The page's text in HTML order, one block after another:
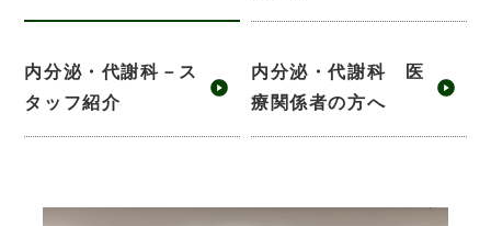
内分泌・代謝科－ス
タッフ紹介
内分泌・代謝科 医
療関係者の方へ